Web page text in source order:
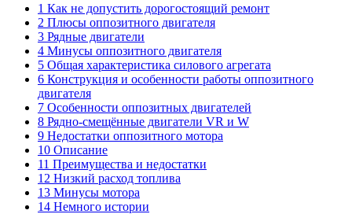
1 Как не допустить дорогостоящий ремонт
2 Плюсы оппозитного двигателя
3 Рядные двигатели
4 Минусы оппозитного двигателя
5 Общая характеристика силового агрегата
6 Конструкция и особенности работы оппозитного
двигателя
7 Особенности оппозитных двигателей
8 Рядно-смещённые двигатели VR и W
9 Недостатки оппозитного мотора
10 Описание
11 Преимущества и недостатки
12 Низкий расход топлива
13 Минусы мотора
14 Немного истории